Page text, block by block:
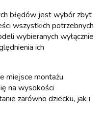
błędów jest wybór zbyt
wszystkich potrzebnych
wybieranych wyłącznie
ich
miejsce montażu.
na wysokości
zarówno dziecku, jak i